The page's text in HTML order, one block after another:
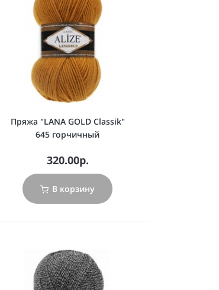
Пряжа "LANA GOLD Classik"
645 горчичный
320.00р.
В корзину